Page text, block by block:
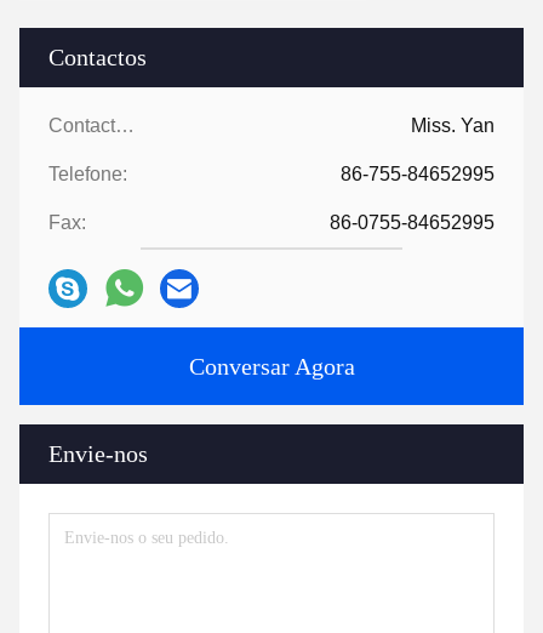
Contactos
Contactos: Miss. Yan
Telefone: 86-755-84652995
Fax: 86-0755-84652995
Conversar Agora
Envie-nos